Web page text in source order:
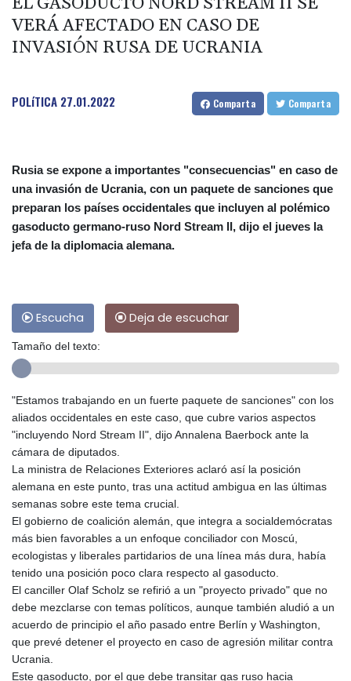
VERÁ AFECTADO EN CASO DE
INVASIÓN RUSA DE UCRANIA
POLíTICA 27.01.2022 Comparta Comparta
Rusia se expone a importantes "consecuencias" en caso de
una invasión de Ucrania, con un paquete de sanciones que
preparan los países occidentales que incluyen al polémico
gasoducto germano-ruso Nord Stream II, dijo el jueves la
jefa de la diplomacia alemana.
Escucha Deja de escuchar
Tamaño del texto:
"Estamos trabajando en un fuerte paquete de sanciones" con los
aliados occidentales en este caso, que cubre varios aspectos
"incluyendo Nord Stream II", dijo Annalena Baerbock ante la
cámara de diputados.
La ministra de Relaciones Exteriores aclaró así la posición
alemana en este punto, tras una actitud ambigua en las últimas
semanas sobre este tema crucial.
El gobierno de coalición alemán, que integra a socialdemócratas
más bien favorables a un enfoque conciliador con Moscú,
ecologistas y liberales partidarios de una línea más dura, había
tenido una posición poco clara respecto al gasoducto.
El canciller Olaf Scholz se refirió a un "proyecto privado" que no
debe mezclarse con temas políticos, aunque también aludió a un
acuerdo de principio el año pasado entre Berlín y Washington,
que prevé detener el proyecto en caso de agresión militar contra
Ucrania.
Este gasoducto, por el que debe transitar gas ruso hacia